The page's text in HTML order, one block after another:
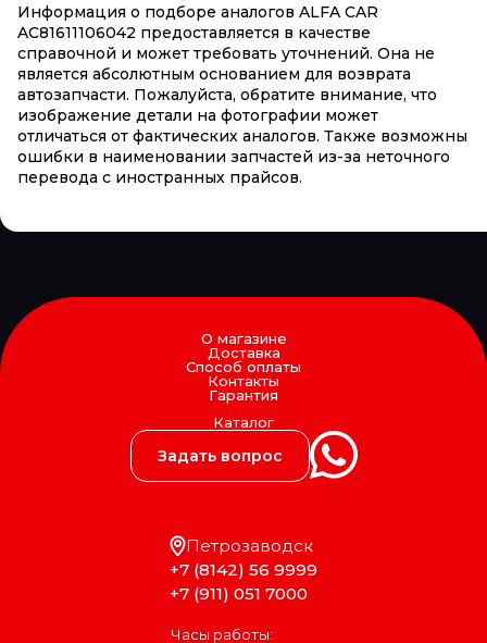
Информация о подборе аналогов ALFA CAR
AC81611106042 предоставляется в качестве
справочной и может требовать уточнений. Она не
является абсолютным основанием для возврата
автозапчасти. Пожалуйста, обратите внимание, что
изображение детали на фотографии может
отличаться от фактических аналогов. Также возможны
ошибки в наименовании запчастей из-за неточного
перевода с иностранных прайсов.
О магазине
Доставка
Способ оплаты
Контакты
Гарантия
Каталог
Петрозаводск
+7 (8142) 56 9999
+7 (911) 051 7000
Часы работы:
Задать вопрос